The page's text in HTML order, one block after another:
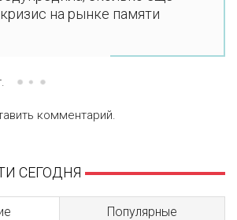
на рынке памяти
комментарий.
СЕГОДНЯ
Популярные